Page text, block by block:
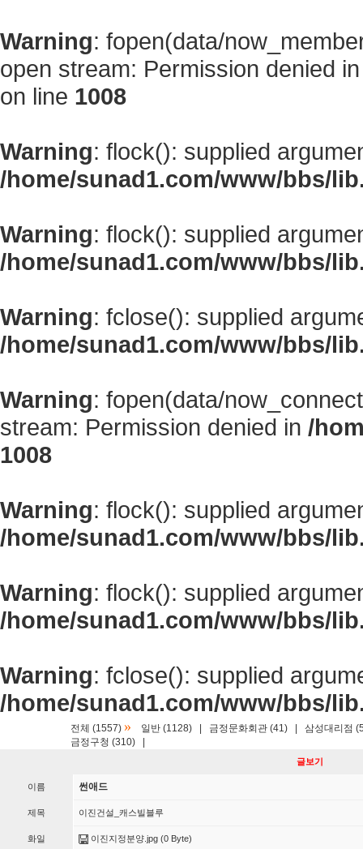
Warning: fopen(data/
open stream: Permission denied
on line 1008
Warning: flock(): supplied
/home/sunad1.com/www/bbs/
Warning: flock(): supplied
/home/sunad1.com/www/bbs/
Warning: fclose(): supplied
/home/sunad1.com/www/bbs/
Warning: fopen(data/
stream: Permission denied in /
1008
Warning: flock(): supplied
/home/sunad1.com/www/bbs/
Warning: flock(): supplied
/home/sunad1.com/www/bbs/
Warning: fclose(): supplied
/home/sunad1.com/www/bbs/
전체 (1557) » 일반 (1128) 금정문화회관 (41)
삼성대리점
금정구청 (310)
글보기
이름 썬애드
제목 이진건설_캐스빌블루
화일 이진지정분양.jpg (0 Byte)